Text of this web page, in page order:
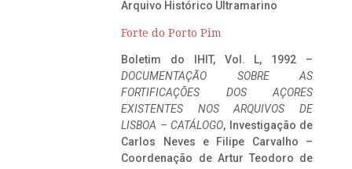
Arquivo Histórico Ultramarino
Forte do Porto Pim
Boletim do IHIT, Vol. L, 1992 –
DOCUMENTAÇÃO SOBRE AS
FORTIFICAÇÕES DOS AÇORES
EXISTENTES NOS ARQUIVOS DE
LISBOA – CATÁLOGO, Investigação de
Carlos Neves e Filipe Carvalho –
Coordenação de Artur Teodoro de